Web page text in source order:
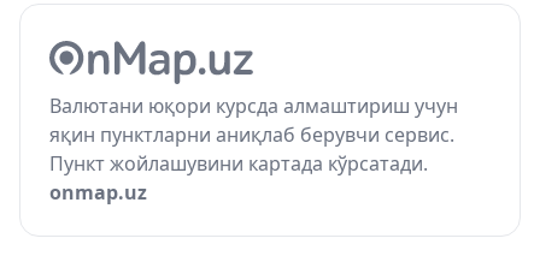
Валютани юқори курсда алмаштириш учун
яқин пунктларни аниқлаб берувчи сервис.
Пункт жойлашувини картада кўрсатади.
onmap.uz